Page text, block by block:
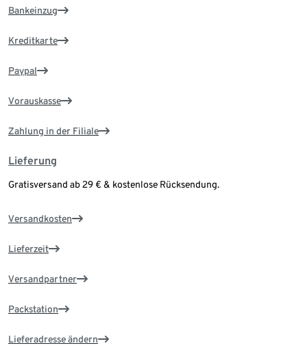
Bankeinzug
Kreditkarte
Paypal
Vorauskasse
Zahlung in der Filiale
Lieferung
Gratisversand ab 29 € & kostenlose Rücksendung.
Versandkosten
Lieferzeit
Versandpartner
Packstation
Lieferadresse ändern